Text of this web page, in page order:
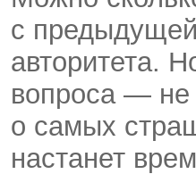
с предыдущей
авторитета.
вопроса — не
о самых
настанет